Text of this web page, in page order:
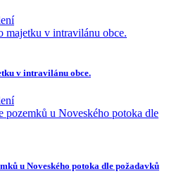
v intravilánu obce.
u Noveského potoka dle požadavků